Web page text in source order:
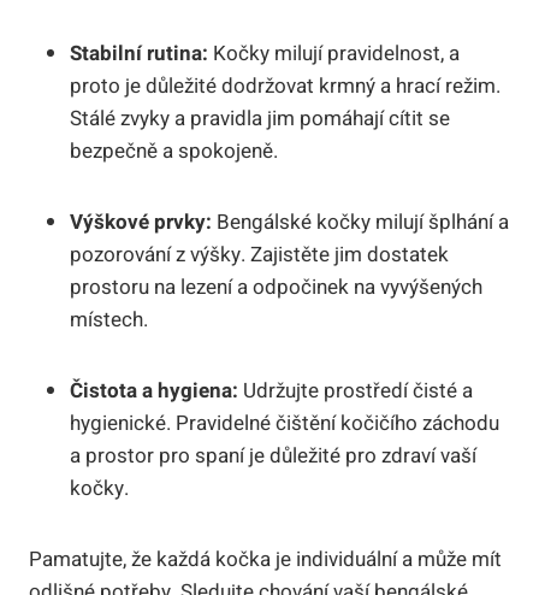
Stabilní rutina: Kočky milují pravidelnost, a
proto je důležité dodržovat krmný a hrací režim.
Stálé zvyky a pravidla jim pomáhají cítit se
bezpečně a spokojeně.
Výškové prvky: Bengálské kočky milují šplhání a
pozorování z výšky. Zajistěte jim dostatek
prostoru na lezení a odpočinek na vyvýšených
místech.
Čistota a hygiena: Udržujte prostředí čisté a
hygienické. Pravidelné čištění kočičího záchodu
a prostor pro spaní je důležité pro zdraví vaší
kočky.
Pamatujte, že každá kočka je individuální a může mít